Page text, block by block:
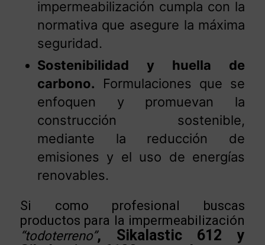
impermeabilización cumpla con la
normativa que asegure la máxima
seguridad.
Sostenibilidad y huella de
carbono. Formulaciones que se
enfoquen y promuevan la
construcción sostenible,
mediante la reducción de
emisiones y el uso de energías
renovables.
Si como profesional buscas
productos para la impermeabilización
“todoterreno”, Sikalastic 612 y